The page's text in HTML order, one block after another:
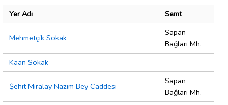
Yer Adı Semt
Mehmetçik Sokak
Sapan
Bağları Mh.
Kaan Sokak
Şehit Miralay Nazim Bey Caddesi
Sapan
Bağları Mh.